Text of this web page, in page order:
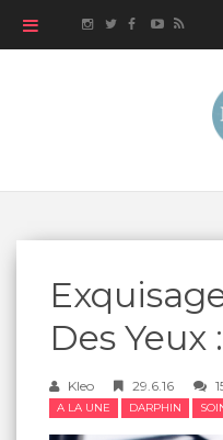
Des Yeux
Kleo 29.6.16
A LA UNE DARPHIN